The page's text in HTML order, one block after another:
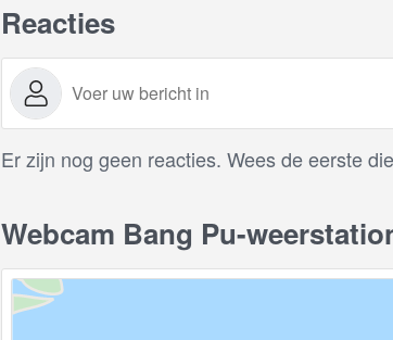
Reacties
Er zijn nog geen reacties. Wees de eerste
Webcam Bang Pu-